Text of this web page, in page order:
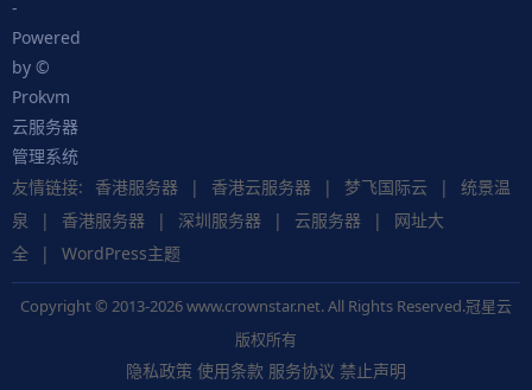
-
Powered
by ©
Prokvm
云服务器
管理系统
友情链接: 香港服务器 | 香港云服务器 | 梦飞国际云 |
统景温
泉
| 香港服务器 | 深圳服务器 | 云服务器 |
网址大
全
| WordPress主题
Copyright © 2013-2026 www.crownstar.net. All Rights Reserved.冠星云
版权所有
隐私政策 使用条款 服务协议 禁止声明